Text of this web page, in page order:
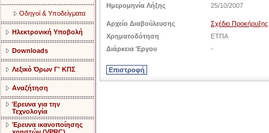
Οδηγοί & Υποδείγματα
Ηλεκτρονική Υποβολή
Downloads
Λεξικό Όρων Γ' ΚΠΣ
Αναζήτηση
Έρευνα για την
Τεχνολογία
Έρευνα ικανοποίησης
Ημερομηνία Λήξης
25/10/2007
Αρχείο Διαβούλευσης
Σχέδιο Προκήρυξης
Χρηματοδότηση
ETΠΑ
Διάρκεια Έργου
-